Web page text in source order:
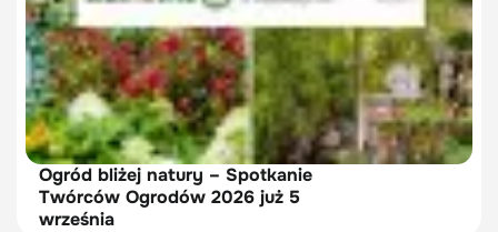
Ogród bliżej natury – Spotkanie
Twórców Ogrodów 2026 już 5
września